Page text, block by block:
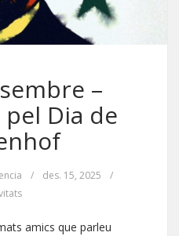
–
Dia de
/ des. 15, 2025
/
amics que parleu